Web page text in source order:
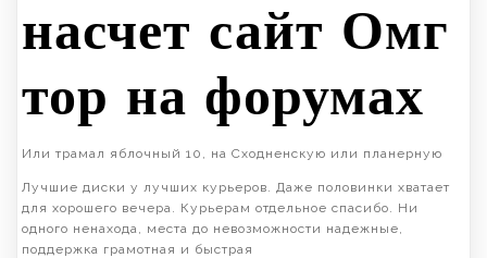
насчет сайт Омг
тор на форумах
Или трамал яблочный 10, на Сходненскую или планерную
Лучшие диски у лучших курьеров. Даже половинки хватает
для хорошего вечера. Курьерам отдельное спасибо. Ни
одного ненахода, места до невозможности надежные,
поддержка грамотная и быстрая